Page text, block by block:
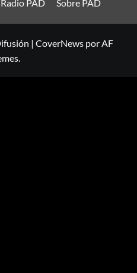
Radio PAD Sobre PAD
| CoverNews por AF